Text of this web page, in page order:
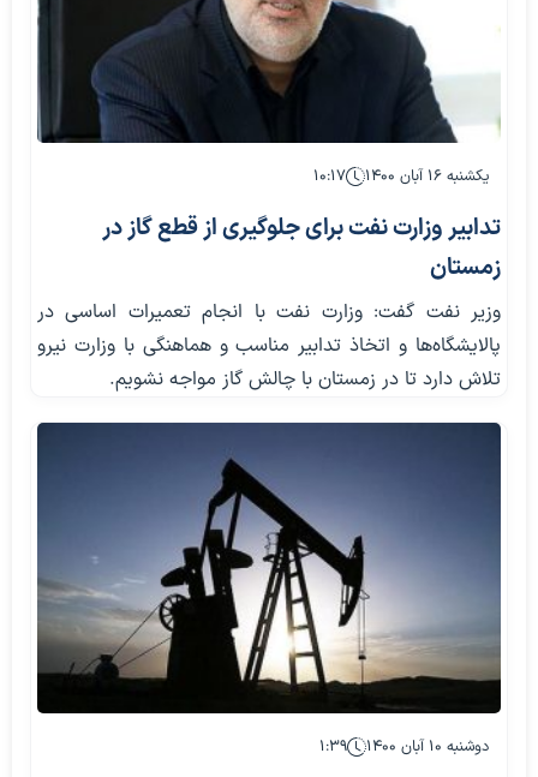
یکشنبه ۱۶ آبان ۱۴۰۰ ۱۰:۱۷
تدابیر وزارت نفت برای جلوگیری از قطع گاز در
زمستان
وزیر نفت گفت: وزارت نفت با انجام تعمیرات اساسی در
پالایشگاه‌ها و اتخاذ تدابیر مناسب و هماهنگی با وزارت نیرو
تلاش دارد تا در زمستان با چالش گاز مواجه نشویم.
دوشنبه ۱۰ آبان ۱۴۰۰ ۱:۳۹